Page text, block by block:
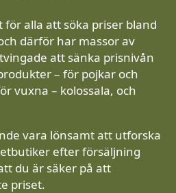
alla att söka priser bland
därför har massor av
att sänka prisnivån
– för pojkar och
vuxna – kolossala, och
vara lönsamt att utforska
efter försäljning
du är säker på att
priset.